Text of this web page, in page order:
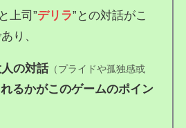
上司”デリラ”との対話がこ
り、
の対話（プライドや孤独感或
るかがこのゲームのポイン